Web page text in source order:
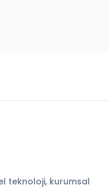
teknoloji, kurumsal